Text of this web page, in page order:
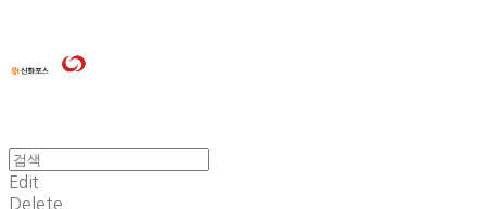
Edit
Delete